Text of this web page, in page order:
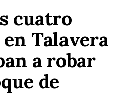
cuatro
Talavera
a robar
de